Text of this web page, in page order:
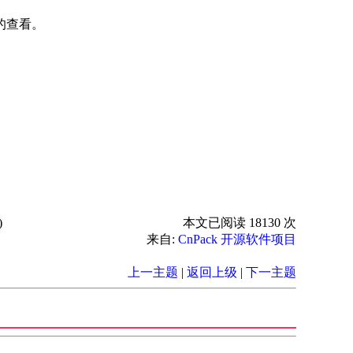
看。
本文已阅读 18130 次
来自: CnPack 开源软件项目
上一主题 | 返回上级 | 下一主题